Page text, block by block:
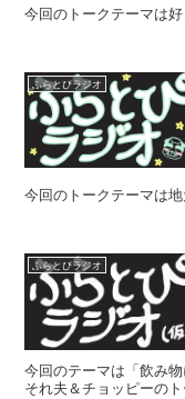
今回のトークテーマは
ふらとぴラジオ
今回のトークテーマは
ふらとぴラジオ
今回のテーマは「飲み
それ夫＆チョッピーのト